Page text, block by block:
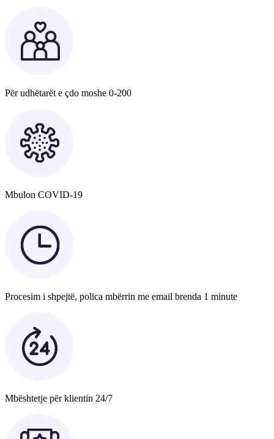
Për udhëtarët e çdo moshe 0-200
Mbulon COVID-19
Procesim i shpejtë, polica mbërrin me email brenda 1 minute
Mbështetje për klientin 24/7